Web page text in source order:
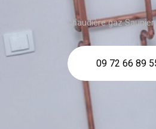
chaudière gaz
09 72 66 89